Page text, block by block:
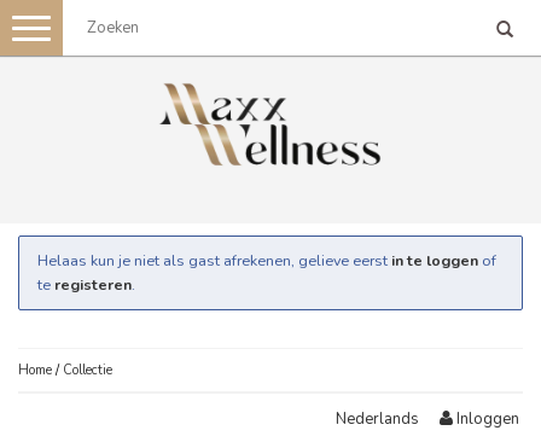
Toggle
navigation
Helaas kun je niet als gast afrekenen, gelieve eerst in te loggen of
te registeren.
Home / Collectie
Nederlands Inloggen